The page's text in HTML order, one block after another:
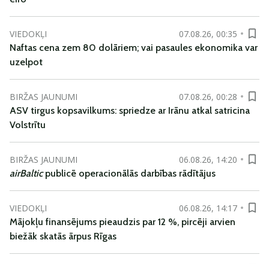
VIEDOKĻI
07.08.26, 00:35
Naftas cena zem 80 dolāriem; vai pasaules ekonomika var
uzelpot
BIRŽAS JAUNUMI
07.08.26, 00:28
ASV tirgus kopsavilkums: spriedze ar Irānu atkal satricina
Volstrītu
BIRŽAS JAUNUMI
06.08.26, 14:20
airBalticpublicē operacionālās darbības rādītājus
VIEDOKĻI
06.08.26, 14:17
Mājokļu finansējums pieaudzis par 12 %, pircēji arvien
biežāk skatās ārpus Rīgas